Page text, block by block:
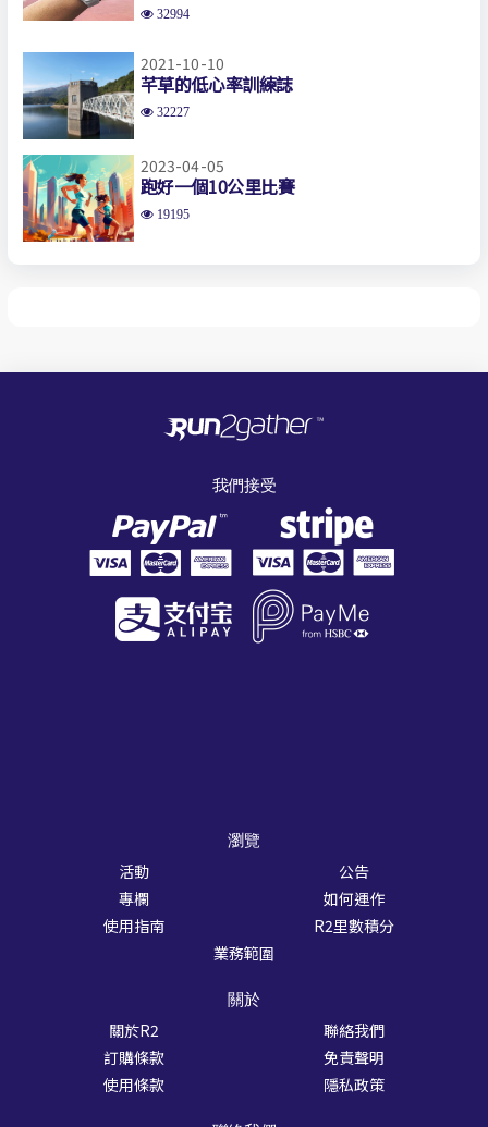
32994
2021-10-10
芊草的低心率訓練誌
32227
2023-04-05
跑好一個10公里比賽
19195
我們接受
瀏覽
活動
公告
專欄
如何運作
使用指南
R2里數積分
業務範圍
關於
關於R2
聯絡我們
訂購條款
免責聲明
使用條款
隱私政策